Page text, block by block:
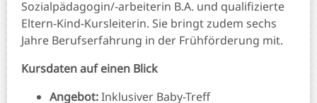
Sozialpädagogin/-arbeiterin B.A. und qualifizierte
Eltern-Kind-Kursleiterin. Sie bringt zudem sechs
Jahre Berufserfahrung in der Frühförderung mit.
Kursdaten auf einen Blick
Angebot:Inklusiver Baby-Treff